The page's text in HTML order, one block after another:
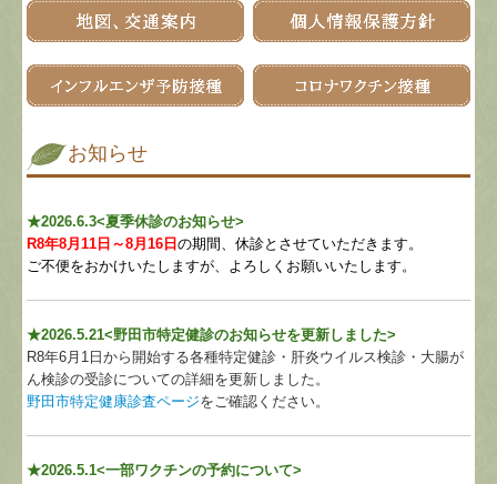
お知らせ
★2026.6.3<夏季休診のお知らせ>
R8年8月11日～8月16日の期間、休診とさせていただきます。
ご不便をおかけいたしますが、よろしくお願いいたします。
★2026.5.21<野田市特定健診のお知らせを更新しました>
R8年6月1日から開始する各種特定健診・肝炎ウイルス検診・大腸が
ん検診の受診についての詳細を更新しました。
野田市特定健康診査ページをご確認ください。
★2026.5.1<一部ワクチンの予約について>